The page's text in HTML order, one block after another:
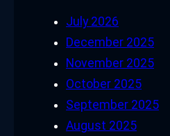
July 2026
December 2025
November 2025
October 2025
September 2025
August 2025